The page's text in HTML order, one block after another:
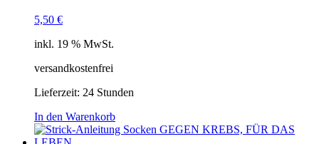
5,50 €
inkl. 19 % MwSt.
versandkostenfrei
Lieferzeit: 24 Stunden
In den Warenkorb